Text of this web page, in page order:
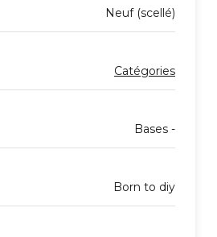
Neuf (scellé)
Catégories
Bases -
Born to diy